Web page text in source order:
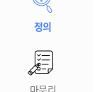
정의
마무리